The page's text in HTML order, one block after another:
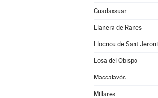
Guadassuar
Llanera de Ranes
Llocnou de Sant Jeroni
Losa del Obispo
Massalavés
Millares